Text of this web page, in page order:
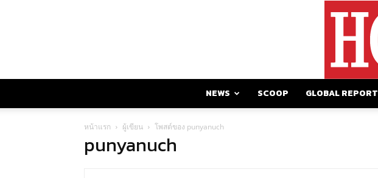
NEWS SCOOP GLOBAL REPORT
หน้าแรก ผู้เขียน โพสต์ของ punyanuch
punyanuch